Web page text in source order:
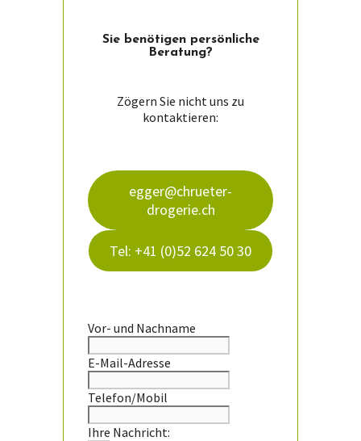
Sie ­benötigen persön­liche
Beratung?
Zögern Sie nicht uns zu
kontaktieren:
egger@chrueter-
drogerie.ch
Tel: +41 (0)52 624 50 30
Vor- und Nachname
E-Mail-Adresse
Telefon/Mobil
Ihre Nachricht: